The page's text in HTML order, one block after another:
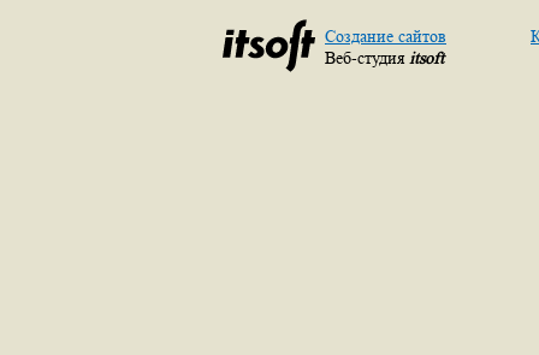
Создание сайтов
Веб-студия itsoft